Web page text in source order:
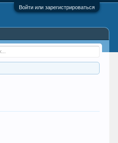
Войти или зарегистрироваться